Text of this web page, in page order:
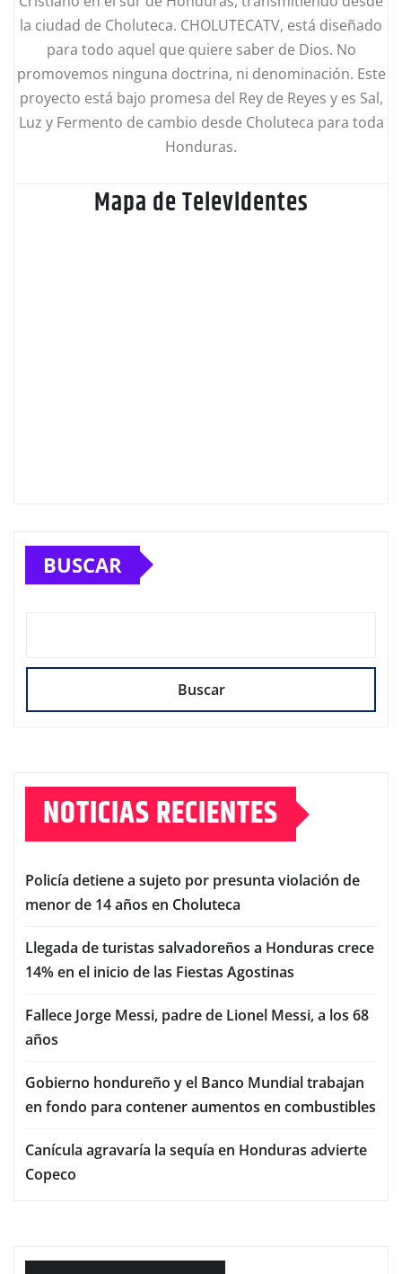
la ciudad de Choluteca. CHOLUTECATV, está diseñado
para todo aquel que quiere saber de Dios. No
promovemos ninguna doctrina, ni denominación. Este
proyecto está bajo promesa del Rey de Reyes y es Sal,
Luz y Fermento de cambio desde Choluteca para toda
Honduras.
Mapa de Televidentes
BUSCAR
Buscar
NOTICIAS RECIENTES
Policía detiene a sujeto por presunta violación de
menor de 14 años en Choluteca
Llegada de turistas salvadoreños a Honduras crece
14% en el inicio de las Fiestas Agostinas
Fallece Jorge Messi, padre de Lionel Messi, a los 68
años
Gobierno hondureño y el Banco Mundial trabajan
en fondo para contener aumentos en combustibles
Canícula agravaría la sequía en Honduras advierte
Copeco